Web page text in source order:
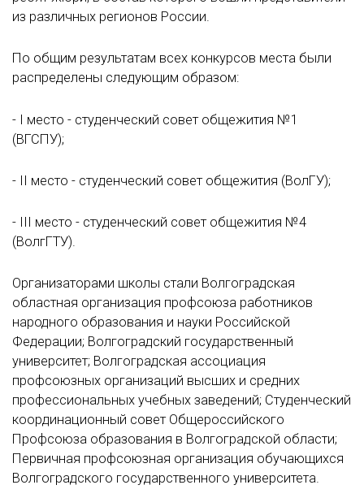
из различных регионов России.
По общим результатам всех конкурсов места были
распределены следующим образом:
- I место - студенческий совет общежития №1
(ВГСПУ);
- II место - студенческий совет общежития (ВолГУ);
- III место - студенческий совет общежития №4
(ВолгГТУ).
Организаторами школы стали Волгоградская
областная организация профсоюза работников
народного образования и науки Российской
Федерации; Волгоградский государственный
университет; Волгоградская ассоциация
профсоюзных организаций высших и средних
профессиональных учебных заведений; Студенческий
координационный совет Общероссийского
Профсоюза образования в Волгоградской области;
Первичная профсоюзная организация обучающихся
Волгоградского государственного университета.